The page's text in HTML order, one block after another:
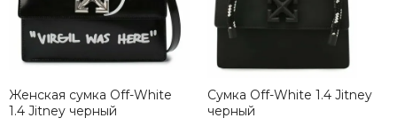
Женская сумка Off-White
1.4 Jitney черный
Сумка Off-White 1.4 Jitney
черный